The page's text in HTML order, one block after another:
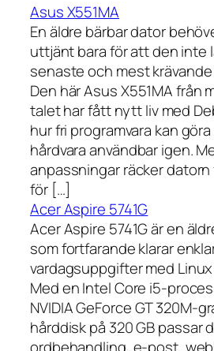
Asus X551MA
En äldre bärbar dator
uttjänt bara för att den inte
senaste och mest
Den här Asus X551MA från
talet har fått nytt liv med
hur fri programvara kan
hårdvara användbar igen.
anpassningar räcker
för […]
Acer Aspire 5741G
Acer Aspire 5741G är en
som fortfarande klarar
vardagsuppgifter med Linux
Med en Intel Core i5-
NVIDIA GeForce GT 320M-
hårddisk på 320 GB passar